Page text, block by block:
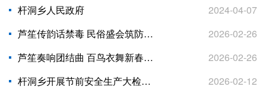
杆洞乡人民政府
2024-04-07
芦笙传韵话禁毒 民俗盛会筑防线——融水杆洞乡借百鸟衣芦笙节开展禁毒宣传活动
2026-02-26
芦笙奏响团结曲 百鸟衣舞新春情——融水杆洞乡百鸟衣芦笙节热闹启幕
2026-02-26
杆洞乡开展节前安全生产大检查 筑牢平安过节防护网
2026-02-12